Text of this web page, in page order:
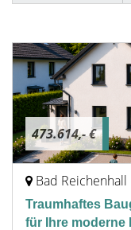
473.614,- €
Bad Reichenhall
Traumhaftes
für Ihre moderne